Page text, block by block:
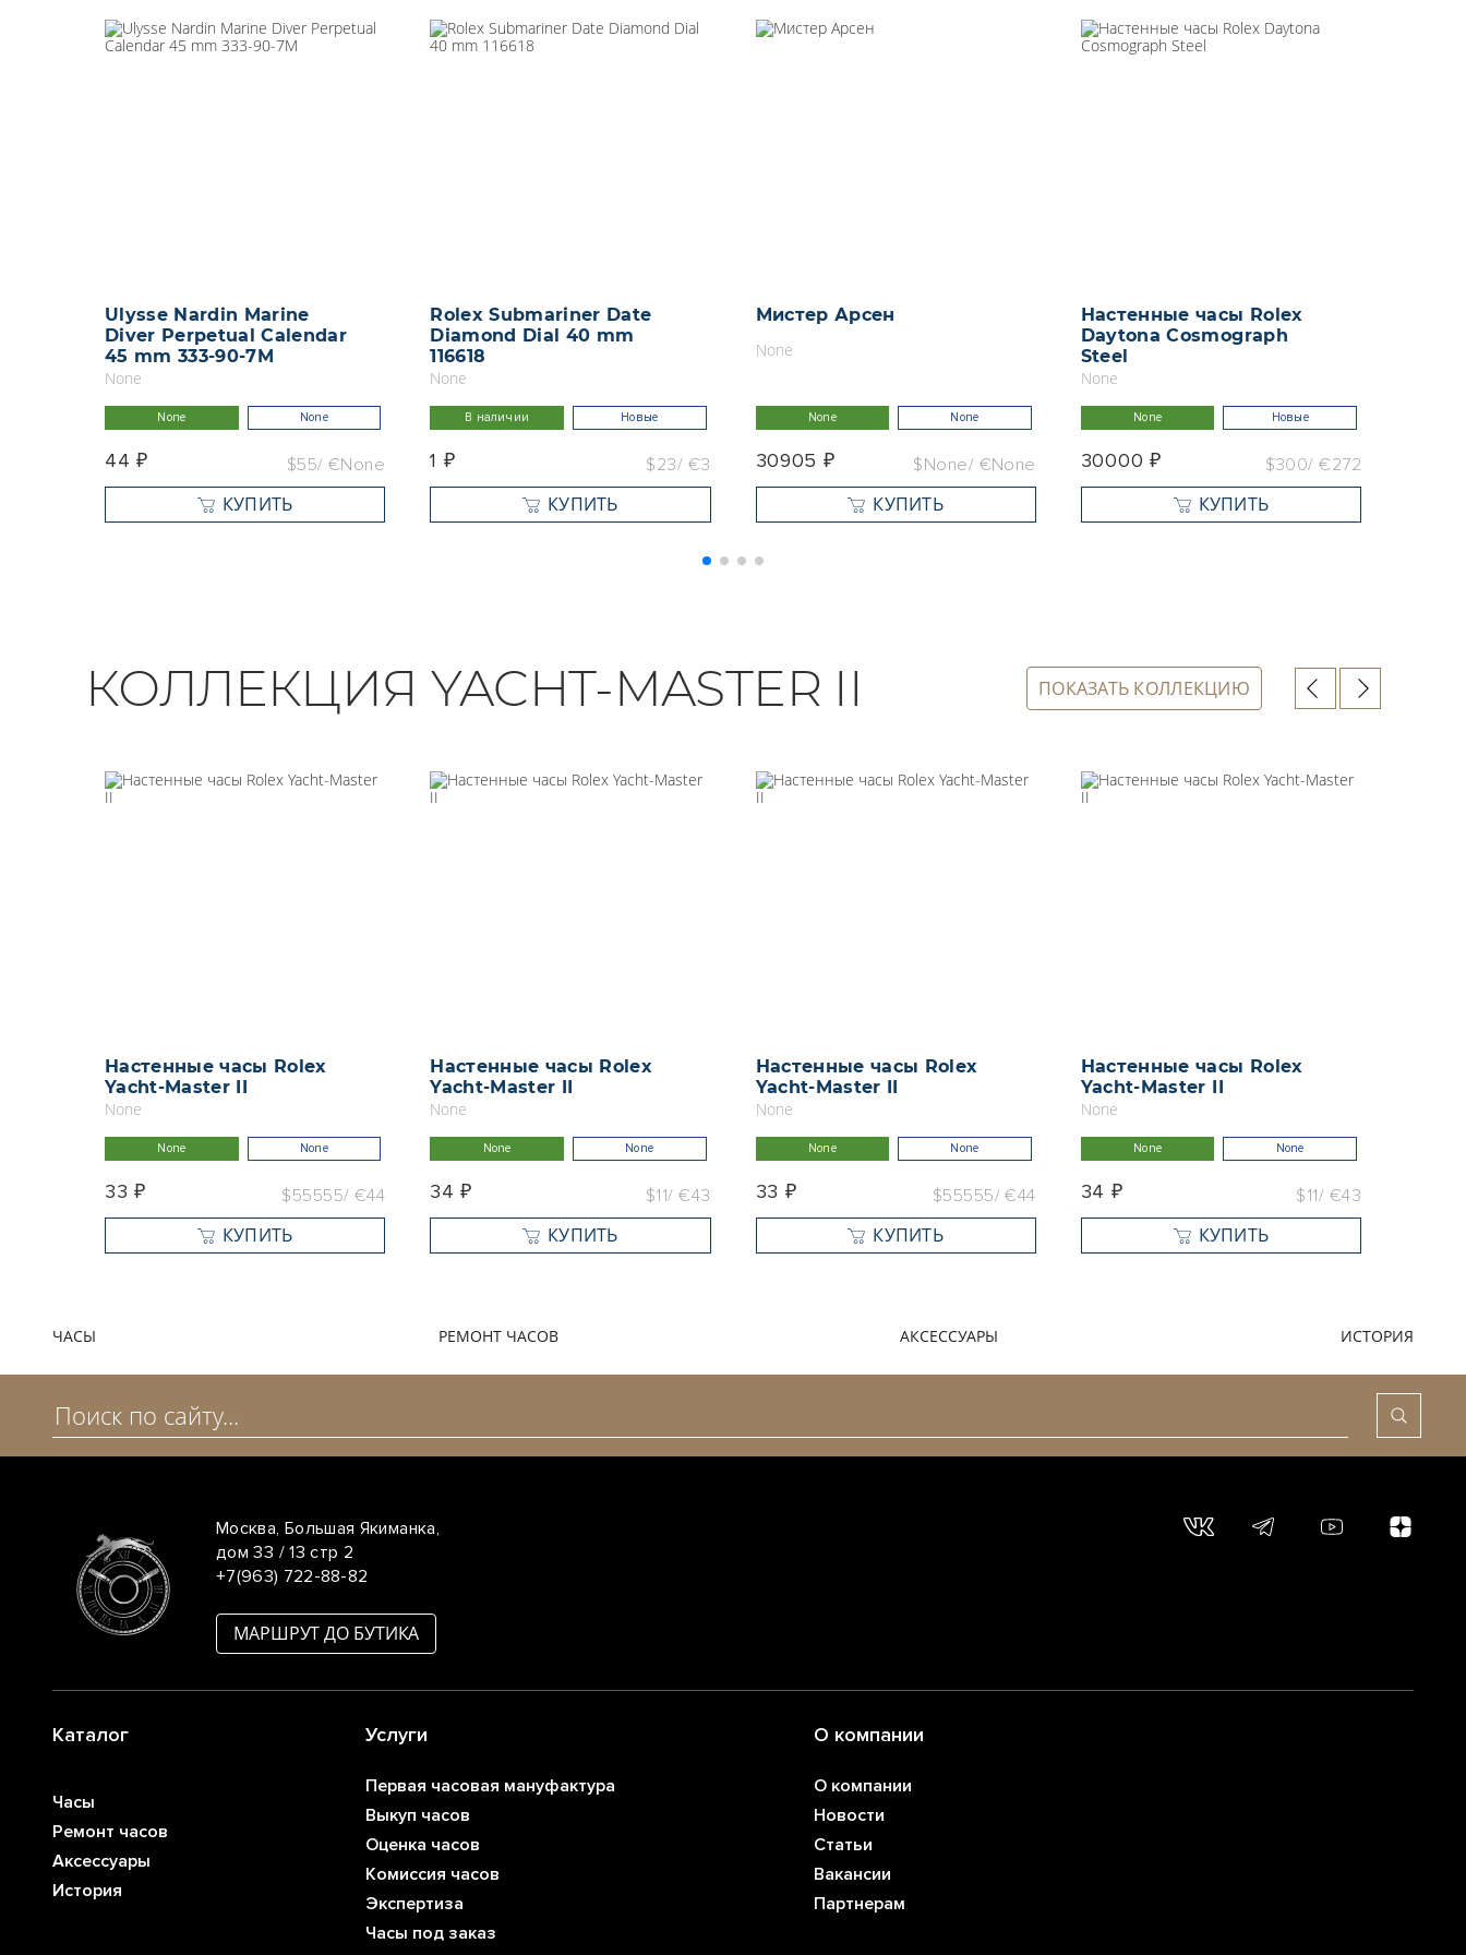
Ulysse Nardin Marine
Diver Perpetual Calendar
45 mm 333-90-7M
None
None None
44 ₽ $55 €None
КУПИТЬ
Rolex Submariner Date
Diamond Dial 40 mm
116618
None
В наличии Новые
1 ₽ $23 €3
КУПИТЬ
Мистер Арсен
None
None None
30905 ₽ $None €None
КУПИТЬ
Настенные часы Rolex
Daytona Cosmograph
Steel
None
None Новые
30000 ₽ $300 €272
КУПИТЬ
КОЛЛЕКЦИЯ YACHT-MASTER II
Настенные часы Rolex
Yacht-Master II
None
None None
33 ₽ $55555 €44
КУПИТЬ
Настенные часы Rolex
Yacht-Master II
None
None None
34 ₽ $11 €43
КУПИТЬ
Настенные часы Rolex
Yacht-Master II
None
None None
33 ₽ $55555 €44
КУПИТЬ
Настенные часы Rolex
Yacht-Master II
None
None None
34 ₽ $11 €43
КУПИТЬ
ПОКАЗАТЬ КОЛЛЕКЦИЮ
ЧАСЫ РЕМОНТ ЧАСОВ АКСЕССУАРЫ ИСТОРИЯ
Москва, Большая Якиманка,
дом 33 / 13 стр 2
+7(963) 722-88-82
МАРШРУТ ДО БУТИКА
Каталог
Часы
Ремонт часов
Аксессуары
История
Услуги
Первая часовая мануфактура
Выкуп часов
Оценка часов
Комиссия часов
Экспертиза
Часы под заказ
О компании
О компании
Новости
Статьи
Вакансии
Партнерам